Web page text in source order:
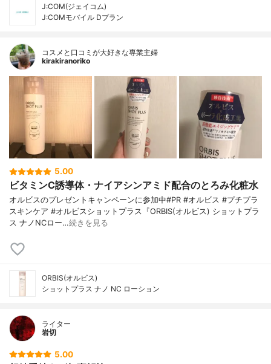
J:COM(ジェイコム)
J:COMモバイル Dプラン
コスメと口コミが大好きな専業主婦
kirakiranoriko
5.00
ビタミンC誘導体・ナイアシンアミド配合のとろみ化粧水
オルビスのプレゼントキャンペーンに参加中#PR #オルビス #プチプラ
スキンケア #オルビスショットプラス『ORBIS(オルビス) ショットプラ
ス ナノNCロー…続きを見る
ORBIS(オルビス)
ショットプラス ナノ NC ローション
ライター
岩切
5.00